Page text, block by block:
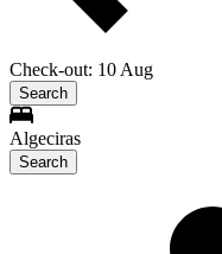
Check-out: 10 Aug
Search
Algeciras
Search